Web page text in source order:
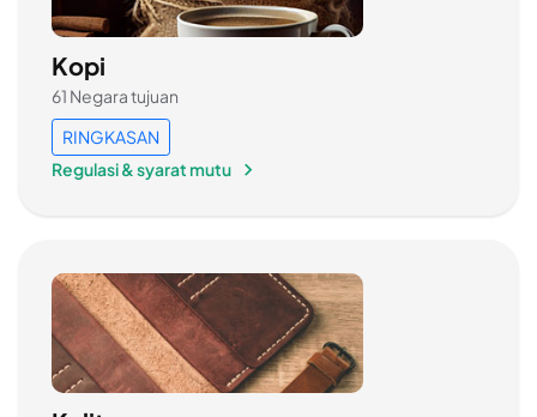
Kopi
61 Negara tujuan
RINGKASAN
Regulasi & syarat mutu